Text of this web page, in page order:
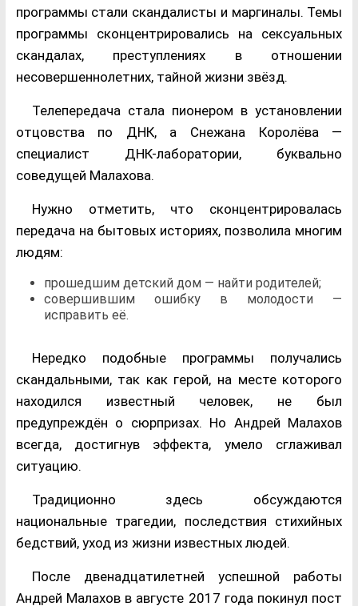
программы стали скандалисты и маргиналы. Темы
программы сконцентрировались на сексуальных
скандалах, преступлениях в отношении
несовершеннолетних, тайной жизни звёзд.
Телепередача стала пионером в установлении
отцовства по ДНК, а Снежана Королёва —
специалист ДНК-лаборатории, буквально
соведущей Малахова.
Нужно отметить, что сконцентрировалась
передача на бытовых историях, позволила многим
людям:
прошедшим детский дом — найти родителей;
совершившим ошибку в молодости —
исправить её.
Нередко подобные программы получались
скандальными, так как герой, на месте которого
находился известный человек, не был
предупреждён о сюрпризах. Но Андрей Малахов
всегда, достигнув эффекта, умело сглаживал
ситуацию.
Традиционно здесь обсуждаются
национальные трагедии, последствия стихийных
бедствий, уход из жизни известных людей.
После двенадцатилетней успешной работы
Андрей Малахов в августе 2017 года покинул пост